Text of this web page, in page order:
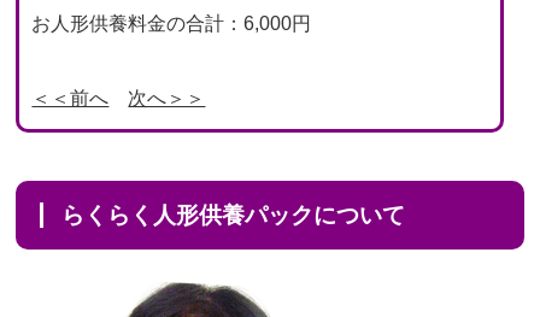
お人形供養料金の合計：6,000円
＜＜前へ 次へ＞＞
らくらく人形供養パックについて